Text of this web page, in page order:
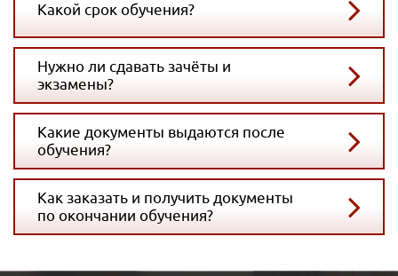
Какой срок обучения?
Нужно ли сдавать зачёты и
экзамены?
Какие документы выдаются после
обучения?
Как заказать и получить документы
по окончании обучения?